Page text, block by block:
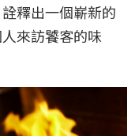
釋出一個嶄新的
來訪饕客的味